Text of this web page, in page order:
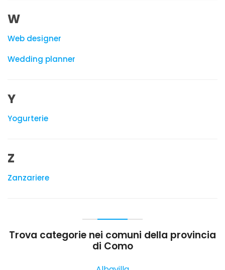
W
Web designer
Wedding planner
Y
Yogurterie
Z
Zanzariere
Trova categorie nei comuni della provincia
di Como